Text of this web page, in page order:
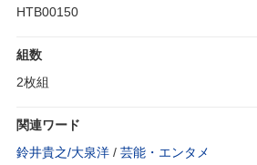
HTB00150
組数
2枚組
関連ワード
鈴井貴之/大泉洋 / 芸能・エンタメ